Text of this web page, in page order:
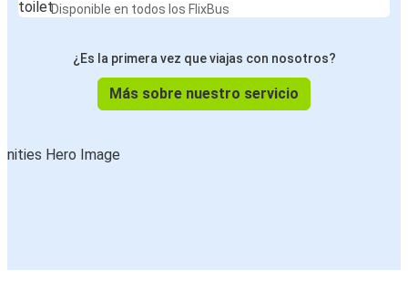
Disponible en todos los FlixBus
¿Es la primera vez que viajas con nosotros?
Más sobre nuestro servicio